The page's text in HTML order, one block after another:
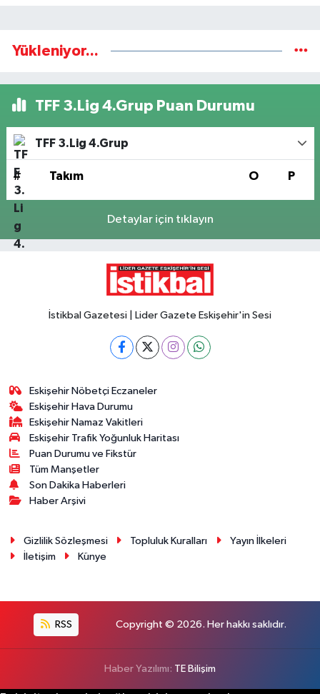
Yükleniyor...
TFF 3.Lig 4.Grup Puan Durumu
TFF 3.Lig 4.Grup
# Takım O P
Detaylar için tıklayın
İstikbal Gazetesi | Lider Gazete Eskişehir'in Sesi
Eskişehir Nöbetçi Eczaneler
Eskişehir Hava Durumu
Eskişehir Namaz Vakitleri
Eskişehir Trafik Yoğunluk Haritası
Puan Durumu ve Fikstür
Tüm Manşetler
Son Dakika Haberleri
Haber Arşivi
Gizlilik Sözleşmesi Topluluk Kuralları
Yayın İlkeleri
İletişim
Künye
RSS Copyright © 2026. Her hakkı saklıdır.
Haber Yazılımı: TE Bilişim